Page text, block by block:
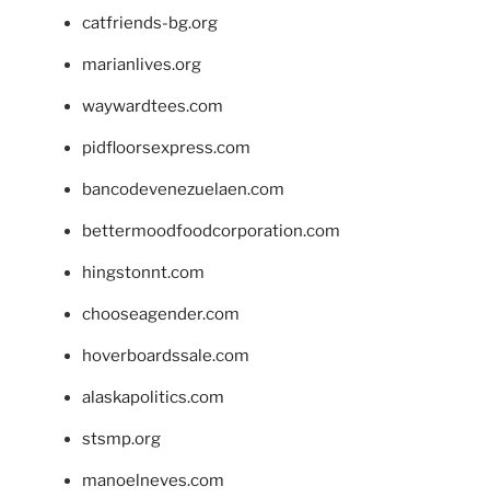
catfriends-bg.org
marianlives.org
waywardtees.com
pidfloorsexpress.com
bancodevenezuelaen.com
bettermoodfoodcorporation.com
hingstonnt.com
chooseagender.com
hoverboardssale.com
alaskapolitics.com
stsmp.org
manoelneves.com